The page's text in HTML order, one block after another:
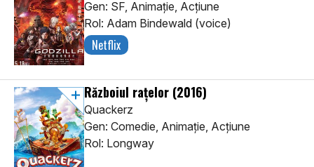
Gen: SF, Animaţie, Acţiune
Rol: Adam Bindewald (voice)
Netflix
Războiul rațelor (2016)
Quackerz
Gen: Comedie, Animaţie, Acţiune
Rol: Longway